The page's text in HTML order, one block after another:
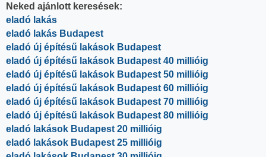
Neked ajánlott keresések:
eladó lakás
eladó lakás Budapest
eladó új építésű lakások Budapest
eladó új építésű lakások Budapest 40 millióig
eladó új építésű lakások Budapest 50 millióig
eladó új építésű lakások Budapest 60 millióig
eladó új építésű lakások Budapest 70 millióig
eladó új építésű lakások Budapest 80 millióig
eladó lakások Budapest 20 millióig
eladó lakások Budapest 25 millióig